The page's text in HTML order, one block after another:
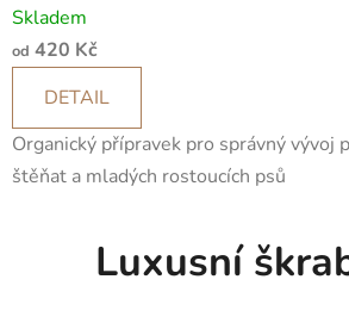
Skladem
od 420 Kč
DETAIL
Organický přípravek pro správný vývoj
štěňat a mladých rostoucích psů
Luxusní